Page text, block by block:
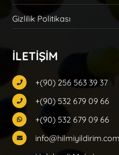
Gizlilik Politikası
İLETİŞİM
+(90) 256 563 39 37
+(90) 532 679 09 66
+(90) 532 679 09 66
info@hilmiyildirim.com